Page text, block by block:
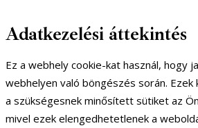
Adatkezelési áttekintés
Ez a webhely cookie-kat használ, hogy
webhelyen való böngészés során. Ezek
a szükségesnek minősített sütiket az
mivel ezek elengedhetetlenek a